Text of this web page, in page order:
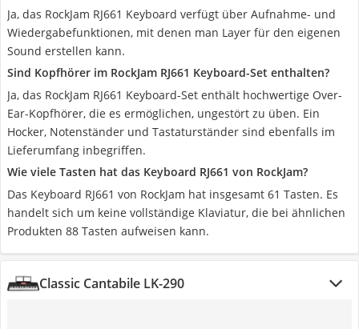
Ja, das RockJam RJ661 Keyboard verfügt über Aufnahme- und
Wiedergabefunktionen, mit denen man Layer für den eigenen
Sound erstellen kann.
Sind Kopfhörer im RockJam RJ661 Keyboard-Set enthalten?
Ja, das RockJam RJ661 Keyboard-Set enthält hochwertige Over-
Ear-Kopfhörer, die es ermöglichen, ungestört zu üben. Ein
Hocker, Notenständer und Tastaturständer sind ebenfalls im
Lieferumfang inbegriffen.
Wie viele Tasten hat das Keyboard RJ661 von RockJam?
Das Keyboard RJ661 von RockJam hat insgesamt ‎61 Tasten. Es
handelt sich um keine vollständige Klaviatur, die bei ähnlichen
Produkten 88 Tasten aufweisen kann.
Classic Cantabile LK-290